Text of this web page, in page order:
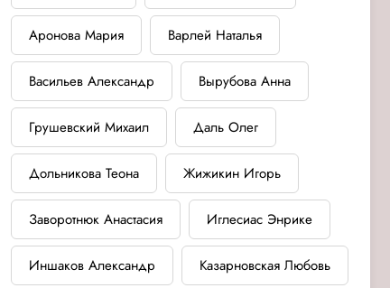
Аронова Мария Варлей Наталья
Васильев Александр Вырубова Анна
Грушевский Михаил Даль Олег
Дольникова Теона Жижикин Игорь
Заворотнюк Анастасия Иглесиас Энрике
Иншаков Александр Казарновская Любовь